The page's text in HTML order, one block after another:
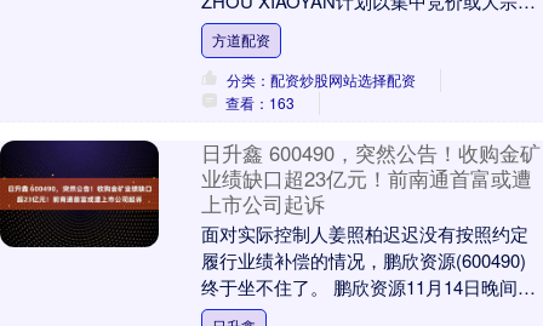
易方式，减持公司股份不超过22....
方道配资
分类：配资炒股网站选择配资
查看：163
日升鑫 600490，突然公告！收购金矿
业绩缺口超23亿元！前南通首富或遭
上市公司起诉
面对实际控制人姜照柏迟迟没有按照约定
履行业绩补偿的情况，鹏欣资源(600490)
终于坐不住了。 鹏欣资源11月14日晚间披
露，公司董事会审议通过《关于通过诉讼